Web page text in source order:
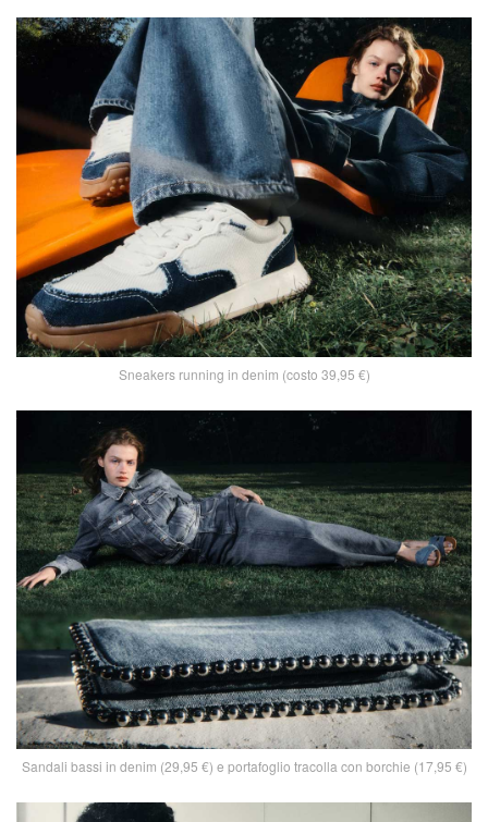
Sneakers running in denim (costo 39,95 €)
Sandali bassi in denim (29,95 €) e portafoglio tracolla con borchie (17,95 €)